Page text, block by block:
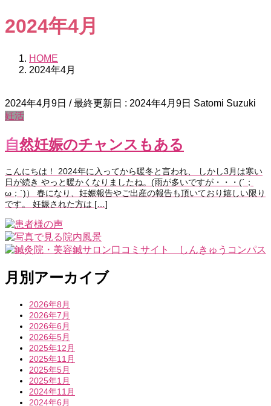
2024年4月
HOME
2024年4月
2024年4月9日 / 最終更新日 : 2024年4月9日 Satomi Suzuki
妊活
自然妊娠のチャンスもある
こんにちは！ 2024年に入ってから暖冬と言われ、 しかし3月は寒い
日が続き やっと暖かくなりましたね。(雨が多いですが・・・(´；
ω；`)） 春になり、妊娠報告やご出産の報告も頂いており嬉しい限り
です。 妊娠された方は […]
月別アーカイブ
2026年8月
2026年7月
2026年6月
2026年5月
2025年12月
2025年11月
2025年5月
2025年1月
2024年11月
2024年6月